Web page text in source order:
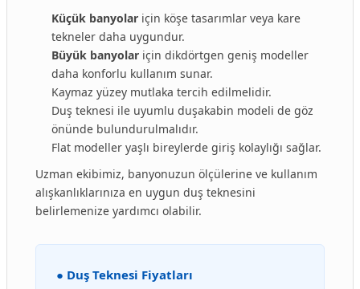
Küçük banyolar için köşe tasarımlar veya kare
tekneler daha uygundur.
Büyük banyolar için dikdörtgen geniş modeller
daha konforlu kullanım sunar.
Kaymaz yüzey mutlaka tercih edilmelidir.
Duş teknesi ile uyumlu duşakabin modeli de göz
önünde bulundurulmalıdır.
Flat modeller yaşlı bireylerde giriş kolaylığı sağlar.
Uzman ekibimiz, banyonuzun ölçülerine ve kullanım
alışkanlıklarınıza en uygun duş teknesini
belirlemenize yardımcı olabilir.
● Duş Teknesi Fiyatları